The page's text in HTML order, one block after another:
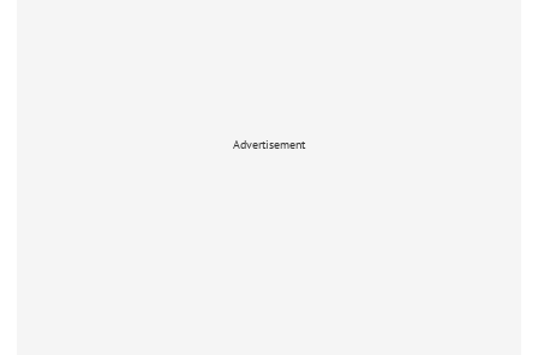
Advertisement